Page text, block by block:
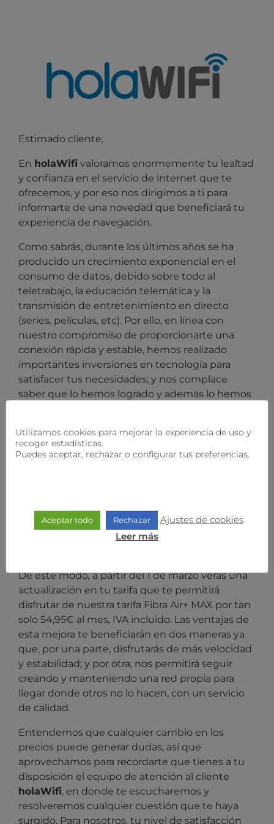
Estimado cliente,
En holaWifi valoramos enormemente tu lealtad
y confianza en el servicio de internet que te
ofrecemos, y por eso nos dirigimos a ti para
informarte de una novedad que beneficiará tu
experiencia de navegación.
Como sabrás, durante los últimos años se ha
producido un crecimiento exponencial en el
consumo de datos, debido sobre todo al
teletrabajo, la educación telemática y la
transmisión de entretenimiento en directo
(series, películas, etc). Por ello, en línea con
nuestro compromiso de proporcionarte una
conexión rápida y estable, hemos realizado
importantes inversiones en tecnología para
satisfacer tus necesidades; y nos complace
saber que lo hemos logrado y además lo hemos
Con todo, el aumento de los costos operativos
provocados por el incremento del IPC, van a
la gestión para que muy pronto recibas más
velocidad. ¡Más megas para potenciar tu
De este modo,a partir del 1 de marzo verás una
actualización en tu tarifa que te permitirá
disfrutar de nuestra tarifa Fibra Air+ MAX por tan
solo 54,95€ al mes, IVA incluido. Las ventajas de
esta mejora te beneficiarán en dos maneras ya
que, por una parte, disfrutarás de más velocidad
y estabilidad; y por otra, nos permitirá seguir
creando y manteniendo una red propia para
llegar donde otros no lo hacen, con un servicio
de calidad.
Entendemos que cualquier cambio en los
precios puede generar dudas, así que
aprovechamos para recordarte que tienes a tu
disposición el equipo de atención al cliente
holaWifi, en donde te escucharemos y
resolveremos cualquier cuestión que te haya
surgido. Para nosotros, tu nivel de satisfacción
Utilizamos cookies para mejorar la experiencia de uso y
recoger estadísticas.
Puedes aceptar, rechazar o configurar tus preferencias.
Aceptar todo Rechazar
Ajustes de cookies
Leer más